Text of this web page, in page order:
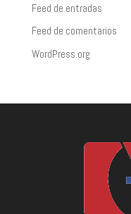
Feed de entradas
Feed de comentarios
WordPress.org